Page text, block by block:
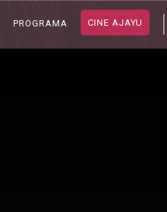
PROGRAMA CINE AJAYU